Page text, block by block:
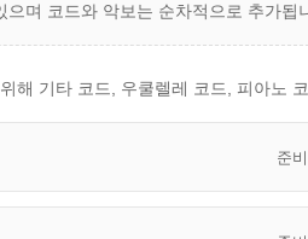
며 코드와 악보는 순차적으로 추가됩
해 기타 코드, 우쿨렐레 코드, 피아노
준